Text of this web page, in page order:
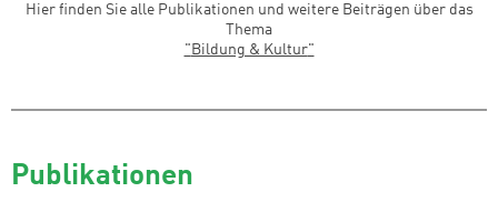
Hier finden Sie alle Publikationen und weitere Beiträgen über das
Thema
" Bildung & Kultur"
Publikationen